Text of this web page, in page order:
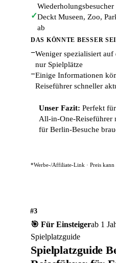
Wiederholungsbesucher
✓Deckt Museen, Zoo,
ab
DAS KÖNNTE BESSER
−Weniger spezialisiert
nur Spielplätze
−Einige Informationen
Reiseführer schneller
Unser Fazit: Perfekt
All-in-One-Reiseführer
für Berlin-Besuche
*Werbe-/Affiliate-Link · Preis kann
#3
🎯 Für Einsteigerab 1
Spielplatzguide
Spielplatzguide